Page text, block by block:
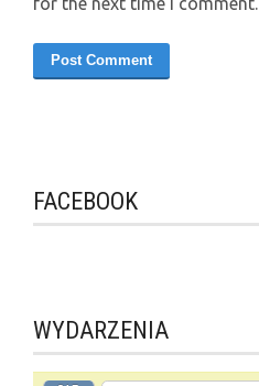
FACEBOOK
WYDARZENIA